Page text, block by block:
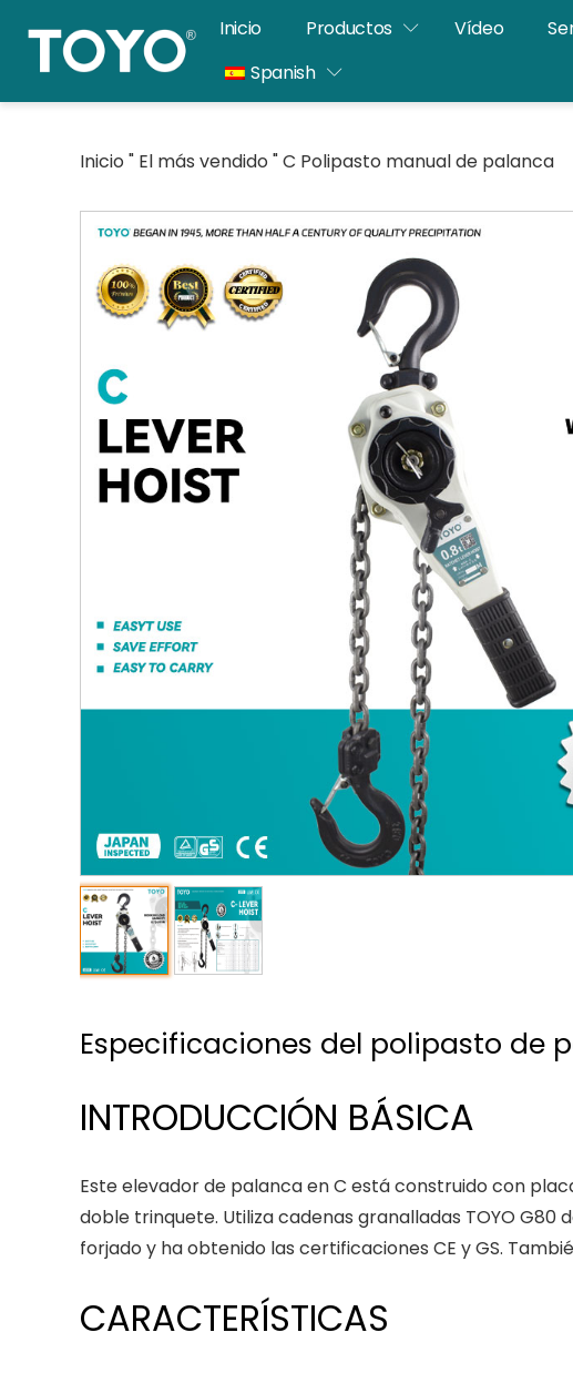
contenido
Inicio Productos Vídeo
Spanish
Inicio " El más vendido "C Polipasto manual de palanca
Especificaciones del polipasto de
INTRODUCCIÓN BÁSICA
Este elevador de palanca en C está construido con
doble trinquete. Utiliza cadenas granalladas TOYO
forjado y ha obtenido las certificaciones CE y GS.
CARACTERÍSTICAS